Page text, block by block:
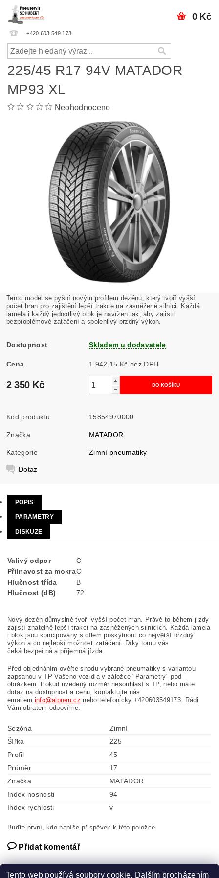
+420 603 549 173
0 Kč
225/45 R17 94V MATADOR
MP93 XL
Neohodnoceno
Tento model se pyšní novým profilem dezénu, který tvoří vyšší
počet hran pro zajištění lepší trakce na zasněžené silnici. Každá
lamela i každý jednotlivý blok je navržen tak, aby zajistil
bezproblémové zatáčení a spolehlivý brzdný výkon.
Dostupnost Skladem u dodavatele
Cena 1 942,15 Kč bez DPH
2 350 Kč
Kód produktu 15854970000
Značka MATADOR
Kategorie Zimní pneumatiky
Dotaz
POPIS
PARAMETRY
DISKUZE
Valivý odpor
C
Přilnavost za mokraC
Hlučnost třída
B
Hlučnost (dB)
72
Nový dezén důmyslně tvoří vyšší počet hran. Právě to během jízdy
zajistí znatelně lepší trakci na zasněžených silnicích. Každá lamela
i blok jsou koncipovány s cílem poskytnout co největší brzdný
výkon a co nejlepší možnost zatáčení. Díky tomu vás
čeká bezpečná a příjemná jízda.
Před objednáním ověřte shodu vybrané pneumatiky s variantou
zapsanou v TP Vašeho vozidla v záložce "Parametry" pod
obrázkem. Pokud uvedený rozměr nesouhlasí s TP, nebo máte
dotaz na dostupnost a cenu, kontaktujte nás
emailem info@alpneu.cz nebo telefonicky +420603549173. Rádi
Vám obratem odpovíme.
Sezóna
Zimní
Šířka
225
Profil
45
Průměr
17
Značka
MATADOR
Index nosnosti
94
Index rychlosti
v
Buďte první, kdo napíše příspěvek k této položce.
Přidat komentář
Tento web používá soubory cookie. Dalším procházením